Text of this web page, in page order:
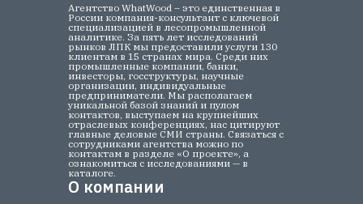
Агентство WhatWood – это единственная в
России компания-консультант с ключевой
специализацией в лесопромышленной
аналитике. За пять лет исследований
рынков ЛПК мы предоставили услуги 130
клиентам в 15 странах мира. Среди них
промышленные компании, банки,
инвесторы, госструктуры, научные
организации, индивидуальные
предприниматели. Мы располагаем
уникальной базой знаний и пулом
контактов, выступаем на крупнейших
отраслевых конференциях, нас цитируют
главные деловые СМИ страны. Связаться с
сотрудниками агентства можно по
контактам в разделе «О проекте», а
ознакомиться с исследованиями — в
каталоге.
О компании
О компании